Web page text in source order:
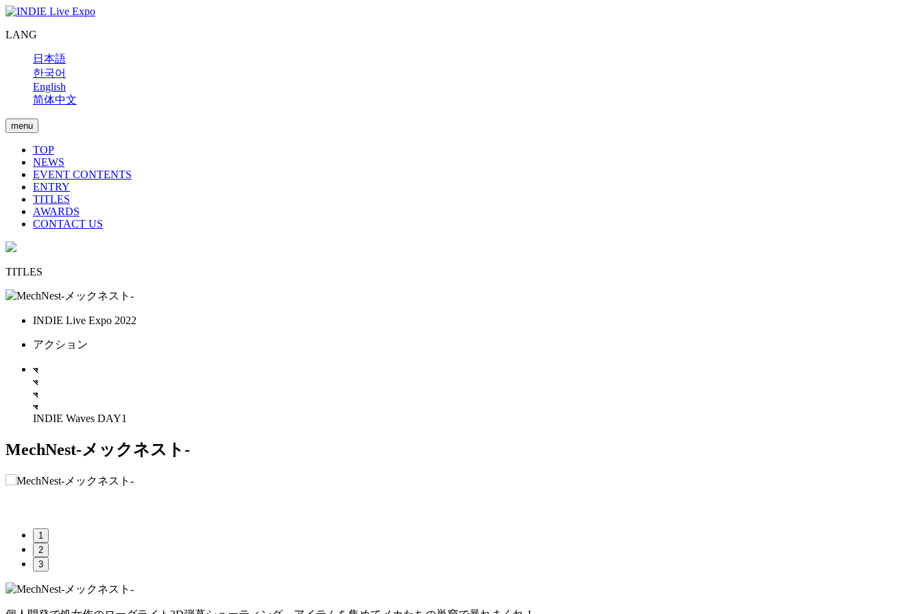
LANG
日本語
한국어
English
简体中文
menu
TOP
NEWS
EVENT CONTENTS
ENTRY
TITLES
AWARDS
CONTACT US
TITLES
INDIE Live Expo 2022
アクション
INDIE Waves DAY1
MechNest-メックネスト-
1
2
3